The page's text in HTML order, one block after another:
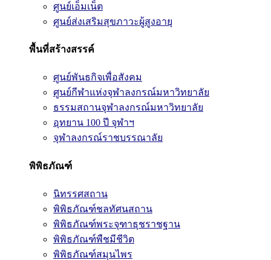
ศูนย์เอ็มเน็ต
ศูนย์ส่งเสริมสุขภาวะผู้สูงอายุ
พื้นที่สร้างสรรค์
ศูนย์พันธกิจเพื่อสังคม
ศูนย์กีฬาแห่งจุฬาลงกรณ์มหาวิทยาลัย
ธรรมสถานจุฬาลงกรณ์มหาวิทยาลัย
อุทยาน 100 ปี จุฬาฯ
จุฬาลงกรณ์ราชบรรณาลัย
พิพิธภัณฑ์
นิทรรศสถาน
พิพิธภัณฑ์ชลทัศนสถาน
พิพิธภัณฑ์พระจุฑาธุชราชฐาน
พิพิธภัณฑ์พืชมีชีวิต
พิพิธภัณฑ์สมุนไพร